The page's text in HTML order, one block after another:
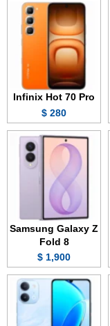
Infinix Hot 70 Pro
280 $
Samsung Galaxy Z
Fold 8
1,900 $